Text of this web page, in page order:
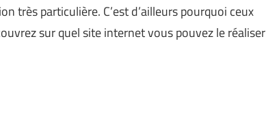
très particulière. C’est d’ailleurs pourquoi ceux
sur quel site internet vous pouvez le réaliser